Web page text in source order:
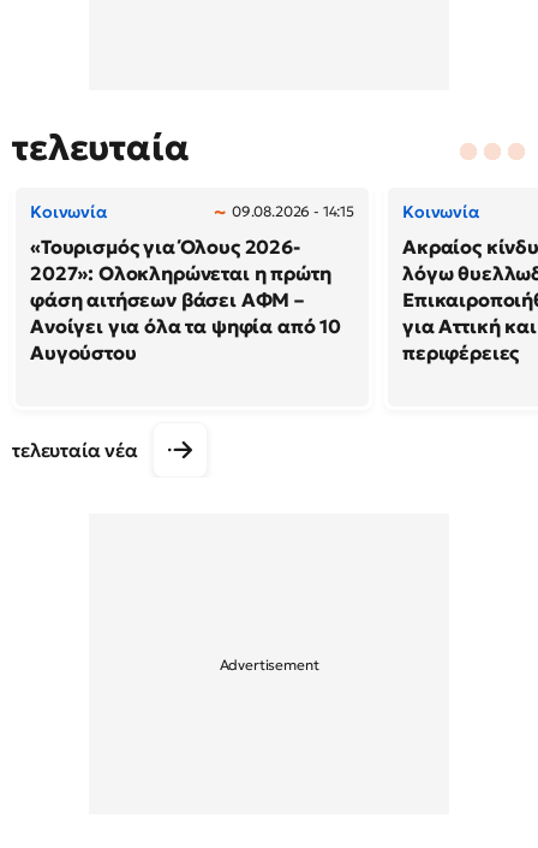
τελευταία
Κοινωνία 09.08.2026 - 14:15
«Τουρισμός για Όλους 2026-
2027»: Ολοκληρώνεται η πρώτη
φάση αιτήσεων βάσει ΑΦΜ –
Ανοίγει για όλα τα ψηφία από 10
Αυγούστου
Κοινωνία
Ακραίος
λόγω
για Αττική
περιφέρειες
τελευταία νέα